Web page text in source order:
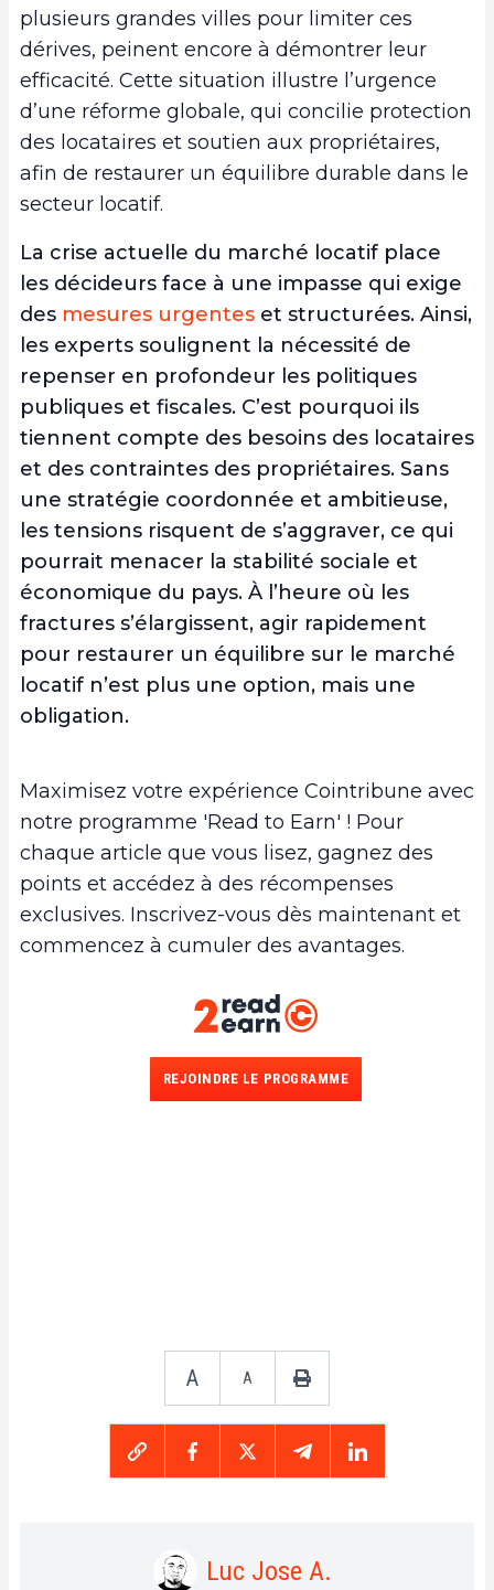
plusieurs grandes villes pour limiter ces
dérives, peinent encore à démontrer leur
efficacité. Cette situation illustre l’urgence
d’une réforme globale, qui concilie protection
des locataires et soutien aux propriétaires,
afin de restaurer un équilibre durable dans le
secteur locatif.
La crise actuelle du marché locatif place
les décideurs face à une impasse qui exige
des mesures urgentes et structurées. Ainsi,
les experts soulignent la nécessité de
repenser en profondeur les politiques
publiques et fiscales. C’est pourquoi ils
tiennent compte des besoins des locataires
et des contraintes des propriétaires. Sans
une stratégie coordonnée et ambitieuse,
les tensions risquent de s’aggraver, ce qui
pourrait menacer la stabilité sociale et
économique du pays. À l’heure où les
fractures s’élargissent, agir rapidement
pour restaurer un équilibre sur le marché
locatif n’est plus une option, mais une
obligation.
Maximisez votre expérience Cointribune avec
notre programme 'Read to Earn' ! Pour
chaque article que vous lisez, gagnez des
points et accédez à des récompenses
exclusives. Inscrivez-vous dès maintenant et
commencez à cumuler des avantages.
REJOINDRE LE PROGRAMME
A A
Luc Jose A.